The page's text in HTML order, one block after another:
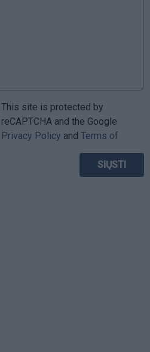
This site is protected by
reCAPTCHA and the Google
Privacy Policy and Terms of